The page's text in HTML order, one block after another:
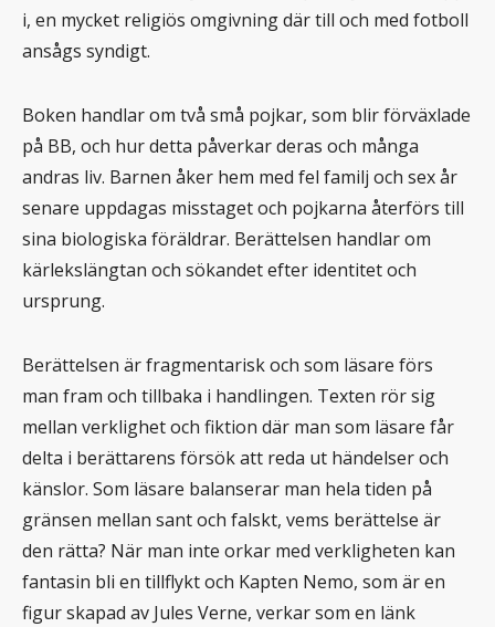
i, en mycket religiös omgivning där till och med fotboll
ansågs syndigt.
Boken handlar om två små pojkar, som blir förväxlade
på BB, och hur detta påverkar deras och många
andras liv. Barnen åker hem med fel familj och sex år
senare uppdagas misstaget och pojkarna återförs till
sina biologiska föräldrar. Berättelsen handlar om
kärlekslängtan och sökandet efter identitet och
ursprung.
Berättelsen är fragmentarisk och som läsare förs
man fram och tillbaka i handlingen. Texten rör sig
mellan verklighet och fiktion där man som läsare får
delta i berättarens försök att reda ut händelser och
känslor. Som läsare balanserar man hela tiden på
gränsen mellan sant och falskt, vems berättelse är
den rätta? När man inte orkar med verkligheten kan
fantasin bli en tillflykt och Kapten Nemo, som är en
figur skapad av Jules Verne, verkar som en länk